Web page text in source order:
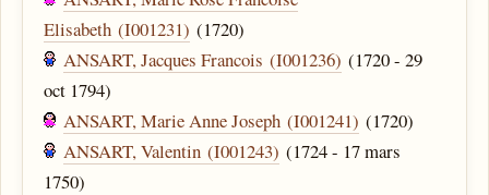
Elisabeth (I001231) (1720)
ANSART, Jacques Francois (I001236) (1720 - 29
oct 1794)
ANSART, Marie Anne Joseph (I001241) (1720)
ANSART, Valentin (I001243) (1724 - 17 mars
1750)